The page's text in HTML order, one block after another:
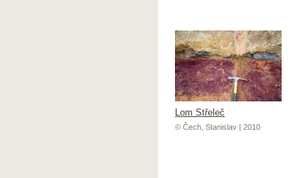
Lom Střeleč
© Čech, Stanislav | 2010